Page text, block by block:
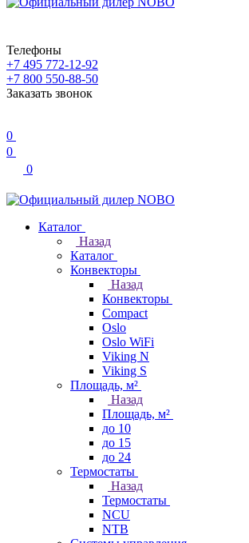
Телефоны
+7 495 772-12-92
+7 800 550-88-50
Заказать звонок
0
0
0
Каталог
Назад
Каталог
Конвекторы
Назад
Конвекторы
Compact
Oslo
Oslo WiFi
Viking N
Viking S
Площадь, м²
Назад
Площадь, м²
до 10
до 15
до 24
Термостаты
Назад
Термостаты
NCU
NTB